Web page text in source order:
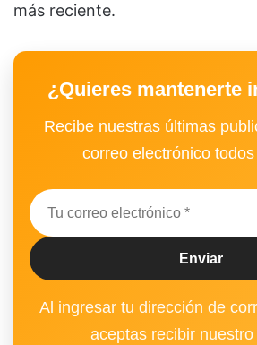
más reciente.
¿Quieres mantenerte
Recibe nuestras últimas
correo electrónico
Al ingresar tu dirección de
aceptas recibir